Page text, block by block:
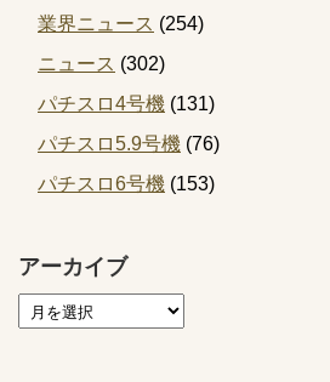
業界ニュース (254)
ニュース (302)
パチスロ4号機 (131)
パチスロ5.9号機 (76)
パチスロ6号機 (153)
アーカイブ